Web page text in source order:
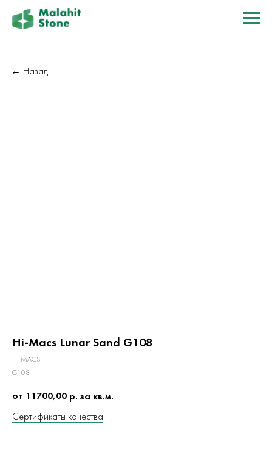
← Назад
Hi-Macs Lunar Sand G108
HI-MACS
G108
от 11700,00 р. за кв.м.
Сертификаты качества